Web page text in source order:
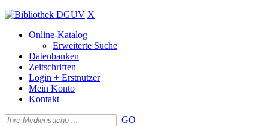
X
Online-Katalog
Erweiterte Suche
Datenbanken
Zeitschriften
Login + Erstnutzer
Mein Konto
Kontakt
GO